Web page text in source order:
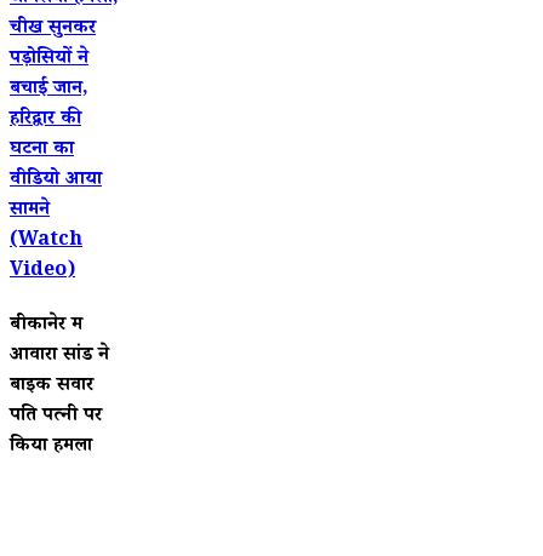
चीख सुनकर
पड़ोसियों ने
बचाई जान,
हरिद्वार की
घटना का
वीडियो आया
सामने
(Watch
Video)
बीकानेर में
आवारा सांड ने
बाइक सवार
पति पत्नी पर
किया हमला